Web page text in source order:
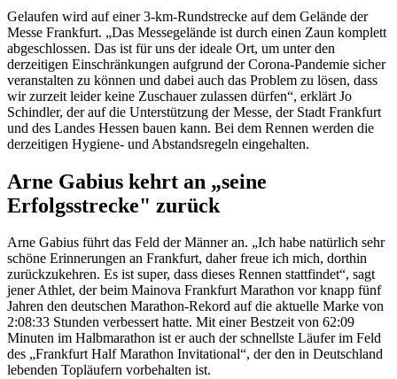
Gelaufen wird auf einer 3-km-Rundstrecke auf dem Gelände der
Messe Frankfurt. „Das Messegelände ist durch einen Zaun komplett
abgeschlossen. Das ist für uns der ideale Ort, um unter den
derzeitigen Einschränkungen aufgrund der Corona-Pandemie sicher
veranstalten zu können und dabei auch das Problem zu lösen, dass
wir zurzeit leider keine Zuschauer zulassen dürfen“, erklärt Jo
Schindler, der auf die Unterstützung der Messe, der Stadt Frankfurt
und des Landes Hessen bauen kann. Bei dem Rennen werden die
derzeitigen Hygiene- und Abstandsregeln eingehalten.
Arne Gabius kehrt an „seine
Erfolgsstrecke" zurück
Arne Gabius führt das Feld der Männer an. „Ich habe natürlich sehr
schöne Erinnerungen an Frankfurt, daher freue ich mich, dorthin
zurückzukehren. Es ist super, dass dieses Rennen stattfindet“, sagt
jener Athlet, der beim Mainova Frankfurt Marathon vor knapp fünf
Jahren den deutschen Marathon-Rekord auf die aktuelle Marke von
2:08:33 Stunden verbessert hatte. Mit einer Bestzeit von 62:09
Minuten im Halbmarathon ist er auch der schnellste Läufer im Feld
des „Frankfurt Half Marathon Invitational“, der den in Deutschland
lebenden Topläufern vorbehalten ist.